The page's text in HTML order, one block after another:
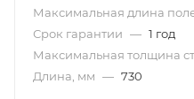
Максимальная длина
Срок гарантии — 1 год
Максимальная толщина
Длина, мм — 730